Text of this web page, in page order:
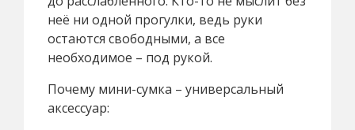
неё ни одной прогулки, ведь руки
остаются свободными, а все
необходимое – под рукой.
Почему мини-сумка – универсальный
аксессуар: